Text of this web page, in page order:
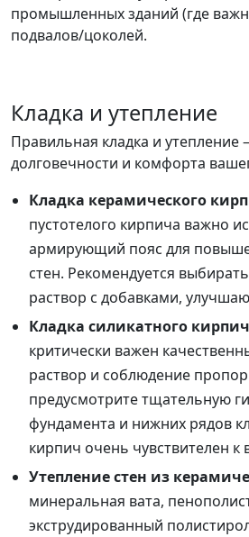
промышленных зданий (где
подвалов/цоколей.
Кладка и утепление
Правильная кладка и утепление
долговечности и комфорта
Кладка керамического
пустотелого кирпича важно
армирующий пояс для
стен. Рекомендуется
раствор с добавками,
Кладка силикатного
критически важен
раствор и соблюдение
предусмотрите тщательную
фундамента и нижних рядов
кирпич очень чувствителен к
Утепление стен из
минеральная вата,
экструдированный